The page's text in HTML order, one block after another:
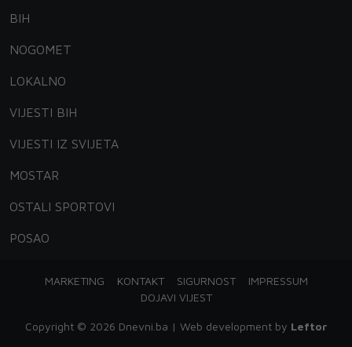
BIH
NOGOMET
LOKALNO
VIJESTI BIH
VIJESTI IZ SVIJETA
MOSTAR
OSTALI SPORTOVI
POSAO
MARKETING KONTAKT SIGURNOST
IMPRESSUM
DOJAVI VIJEST
Copyright © 2026 Dnevni.ba | Web development by Leftor